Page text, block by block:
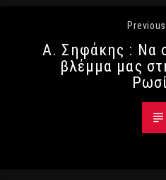
Α. Σηφάκης : Να
βλέμμα μας